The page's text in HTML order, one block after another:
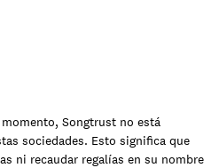
momento, Songtrust no está
sociedades. Esto significa que
ni recaudar regalías en su nombre